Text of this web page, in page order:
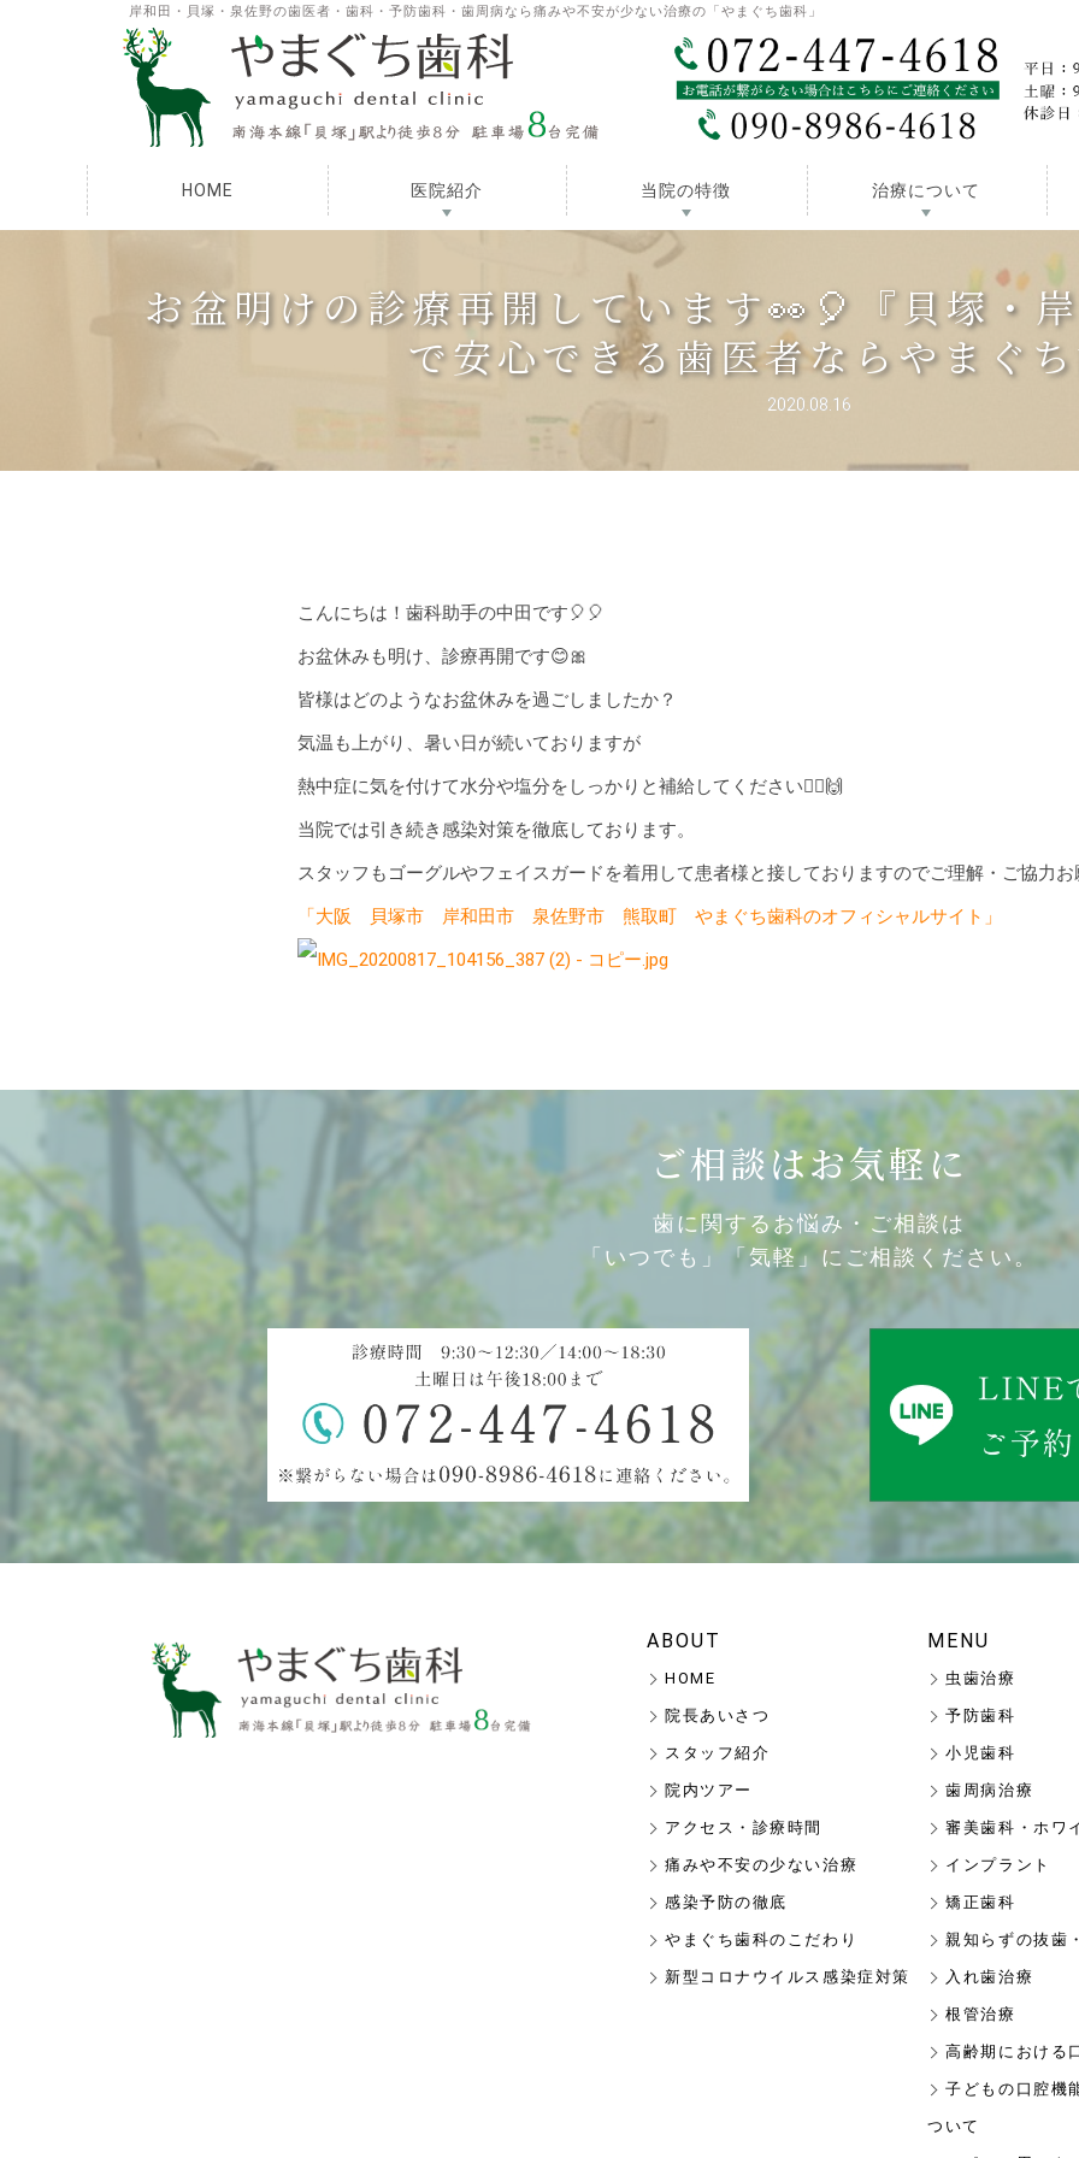
岸和田・貝塚・泉佐野の歯医者・歯科・予防歯科・歯周病なら痛みや不安が少ない治療の「やまぐち歯科」
HOME 医院紹介 当院の特徴 治療について
お盆明けの診療再開しています👀🎈『貝塚・
で安心できる歯医者ならやまぐち
2020.08.16
こんにちは！ 歯科助手の中田です🎈🎈
お盆休みも明け、診療再開です😊🎀
皆様はどのようなお盆休みを過ごしましたか？
気温も上がり、暑い日が続いておりますが
熱中症に気を付けて 水分や塩分をしっかりと補給してください🤦‍♂️🙌
️ 当院では引き続き感染対策を徹底しております。
スタッフもゴーグルやフェイスガードを着用して患者様と接しておりますので ご理解・ご協力
「大阪 貝塚市 岸和田市 泉佐野市 熊取町 やまぐち歯科のオフィシャルサイト」
ご相談はお気軽に
歯に関するお悩み・ご相談は
「いつでも」「気軽」にご相談ください。
ABOUT
HOME
院長あいさつ
スタッフ紹介
院内ツアー
アクセス・診療時間
痛みや不安の少ない治療
感染予防の徹底
やまぐち歯科のこだわり
新型コロナウイルス感染症対策
MENU
虫歯治療
予防歯科
小児歯科
歯周病治療
審美歯科・ホワ
インプラント
矯正歯科
親知らずの抜歯
入れ歯治療
根管治療
高齢期における
子どもの口腔機
ついて